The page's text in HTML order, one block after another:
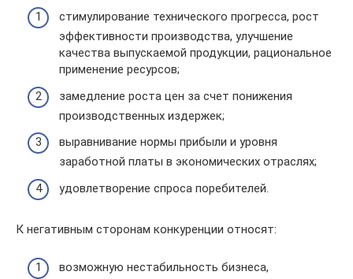
стимулирование технического прогресса, рост
эффективности производства, улучшение
качества выпускаемой продукции, рациональное
применение ресурсов;
замедление роста цен за счет понижения
производственных издержек;
выравнивание нормы прибыли и уровня
заработной платы в экономических отраслях;
удовлетворение спроса поребителей.
К негативным сторонам конкуренции относят:
возможную нестабильность бизнеса,